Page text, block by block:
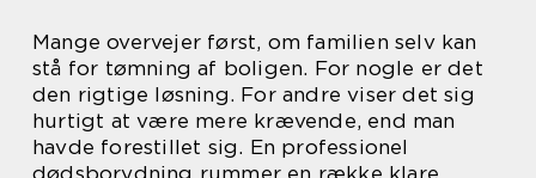
Mange overvejer først, om familien selv kan
stå for tømning af boligen. For nogle er det
den rigtige løsning. For andre viser det sig
hurtigt at være mere krævende, end man
havde forestillet sig. En professionel